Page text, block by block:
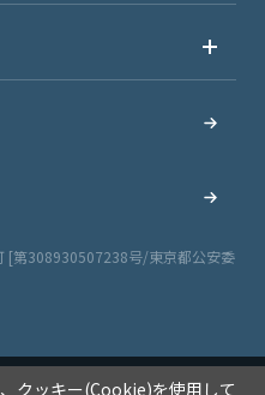
[第308930507238号/東京都公安委
クッキー(Cookie)を使用して